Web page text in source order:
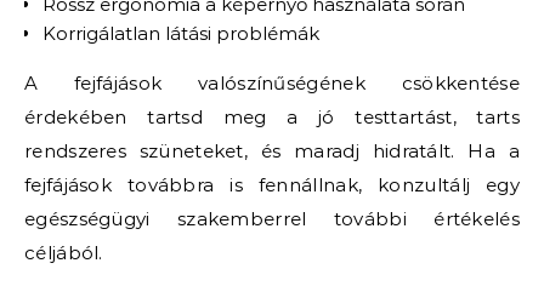
Korrigálatlan látási problémák
A fejfájások valószínűségének csökkentése
érdekében tartsd meg a jó testtartást, tarts
rendszeres szüneteket, és maradj hidratált. Ha a
fejfájások továbbra is fennállnak, konzultálj egy
egészségügyi szakemberrel további értékelés
céljából.